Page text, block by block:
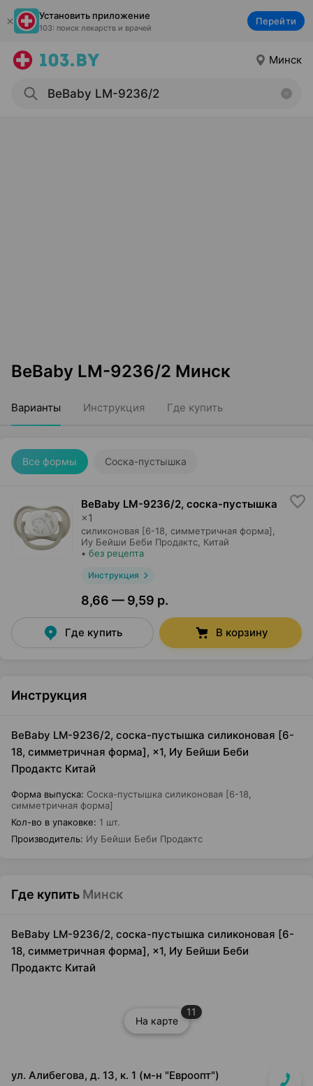
Установить приложение
103: поиск лекарств и врачей
Перейти
Минск
BeBaby LM-9236/2 Минск
Варианты Инструкция Где купить
Все формы Соска-пустышка
BeBaby LM-9236/2, соска-пустышка
×1
силиконовая [6-18, симметричная форма],
Иу Бейши Беби Продактс , Китай
• без рецепта
Инструкция
8,66 — 9,59 р.
Где купить В корзину
Инструкция
BeBaby LM-9236/2, соска-пустышка силиконовая [6-
18, симметричная форма], ×1, Иу Бейши Беби
Продактс Китай
Форма выпуска: Соска-пустышка силиконовая [6-18,
симметричная форма]
Кол-во в упаковке: 1 шт.
Производитель: Иу Бейши Беби Продактс
Где купить Минск
BeBaby LM-9236/2, соска-пустышка силиконовая [6-
18, симметричная форма], ×1, Иу Бейши Беби
Продактс Китай
На карте
11
ул. Алибегова, д. 13, к. 1 (м-н "Евроопт")